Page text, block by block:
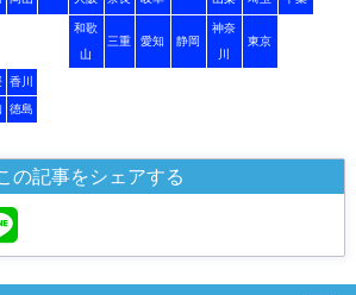
和歌
山
三重 愛知 静岡
神奈
川
東京
香川
徳島
の記事をシェアする